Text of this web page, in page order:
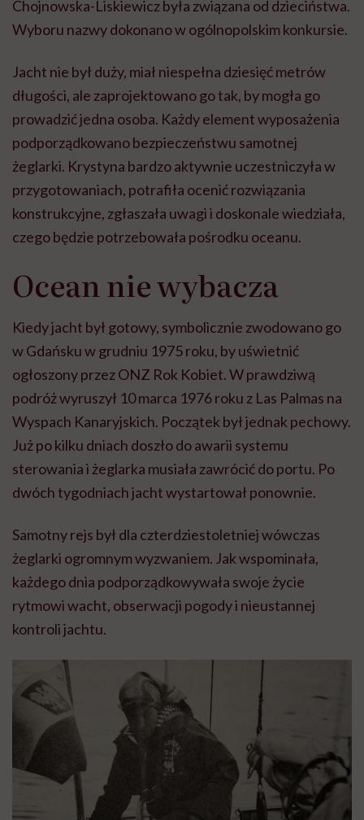
Chojnowska-Liskiewicz była związana od dzieciństwa.
Wyboru nazwy dokonano w ogólnopolskim konkursie.
Jacht nie był duży, miał niespełna dziesięć metrów
długości, ale zaprojektowano go tak, by mogła go
prowadzić jedna osoba. Każdy element wyposażenia
podporządkowano bezpieczeństwu samotnej
żeglarki. Krystyna bardzo aktywnie uczestniczyła w
przygotowaniach, potrafiła ocenić rozwiązania
konstrukcyjne, zgłaszała uwagi i doskonale wiedziała,
czego będzie potrzebowała pośrodku oceanu.
Ocean nie wybacza
Kiedy jacht był gotowy, symbolicznie zwodowano go
w Gdańsku w grudniu 1975 roku, by uświetnić
ogłoszony przez ONZ Rok Kobiet. W prawdziwą
podróż wyruszył 10 marca 1976 roku z Las Palmas na
Wyspach Kanaryjskich. Początek był jednak pechowy.
Już po kilku dniach doszło do awarii systemu
sterowania i żeglarka musiała zawrócić do portu. Po
dwóch tygodniach jacht wystartował ponownie.
Samotny rejs był dla czterdziestoletniej wówczas
żeglarki ogromnym wyzwaniem. Jak wspominała,
każdego dnia podporządkowywała swoje życie
rytmowi wacht, obserwacji pogody i nieustannej
kontroli jachtu.